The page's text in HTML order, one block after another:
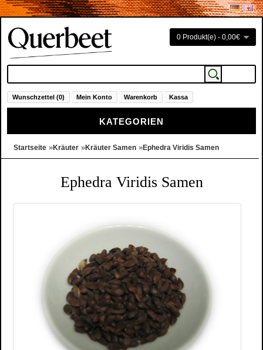
0 Produkt(e) - 0,00€
Wunschzettel (0) Mein Konto Warenkorb Kassa
KATEGORIEN
Startseite »Kräuter »Kräuter Samen »Ephedra Viridis Samen
Ephedra Viridis Samen